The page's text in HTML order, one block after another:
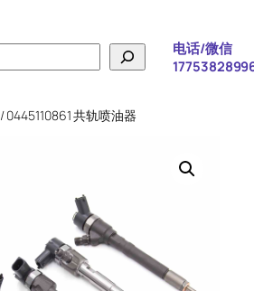
电话/微信
/ 0445110861 共轨喷油器